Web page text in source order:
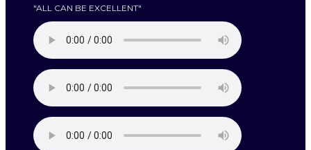
"ALL CAN BE EXCELLENT"